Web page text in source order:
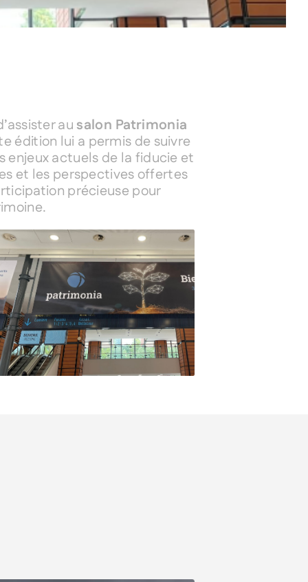
au salon Patrimonia
édition lui a permis de suivre
enjeux actuels de la fiducie et
et les perspectives offertes
précieuse pour